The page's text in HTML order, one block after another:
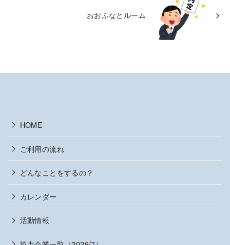
おおふなとルーム
HOME
ご利用の流れ
どんなことをするの？
カレンダー
活動情報